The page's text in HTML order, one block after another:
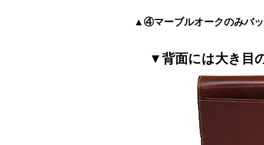
▲④マーブルオークのみバ
▼背面には大き目